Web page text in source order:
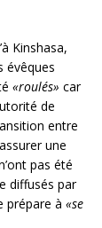
Kinshasa,
évêques
«roulés» car
de
entre
une
pas été
diffusés par
prépare à «se